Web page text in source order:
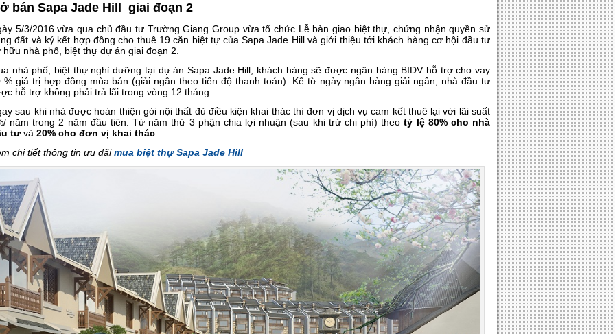
bán Sapa Jade Hill giai đoạn 2
5/3/2016 vừa qua chủ đầu tư Trường Giang Group vừa tổ chức Lễ bàn giao biệt thự, chứng nhận quyền sử
đất và ký kết hợp đồng cho thuê 19 căn biệt tự của Sapa Jade Hill và giới thiệu tới khách hàng cơ hội đầu tư
hữu nhà phố, biệt thự dự án giai đoạn 2.
nhà phố, biệt thự nghỉ dưỡng tại dự án Sapa Jade Hill, khách hàng sẽ được ngân hàng BIDV hỗ trợ cho vay
% giá trị hợp đồng mùa bán (giải ngân theo tiến độ thanh toán). Kể từ ngày ngân hàng giải ngân, nhà đầu tư
hỗ trợ không phải trả lãi trong vòng 12 tháng.
sau khi nhà được hoàn thiện gói nội thất đủ điều kiện khai thác thì đơn vị dịch vụ cam kết thuê lại với lãi suất
năm trong 2 năm đầu tiên. Từ năm thứ 3 phận chia lợi nhuận (sau khi trừ chi phí) theotỷ lệ 80% cho nhà
tưvà 20% cho đơn vị khai thác
chi tiết thông tin ưu đãimua biệt thự Sapa Jade Hill